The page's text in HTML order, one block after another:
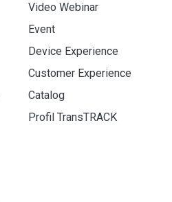
Video Webinar
Event
Device Experience
Customer Experience
Catalog
Profil TransTRACK